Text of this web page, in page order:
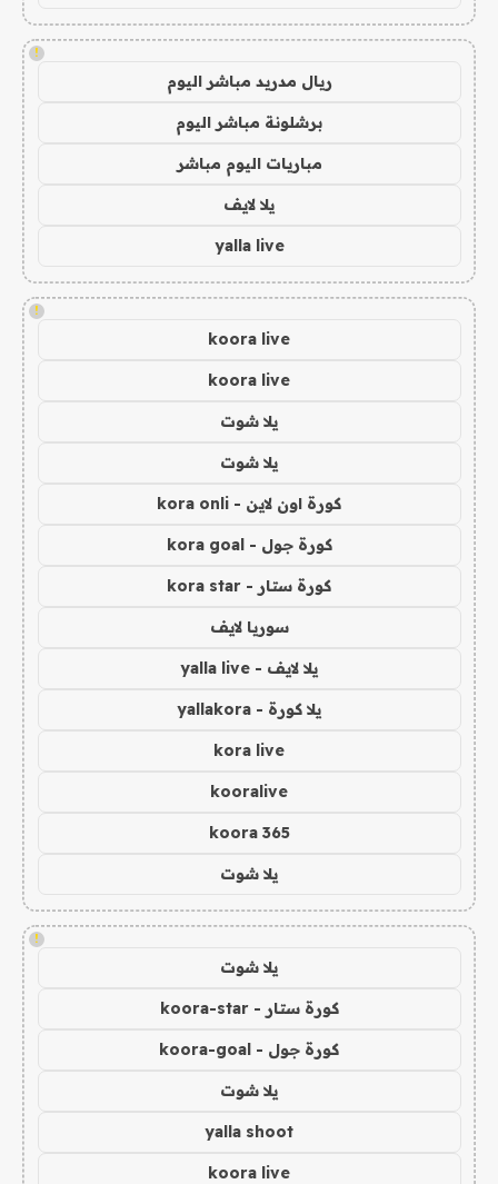
!
ريال مدريد مباشر اليوم
برشلونة مباشر اليوم
مباريات اليوم مباشر
يلا لايف
yalla live
!
koora live
koora live
يلا شوت
يلا شوت
كورة اون لاين - kora onli
كورة جول - kora goal
كورة ستار - kora star
سوريا لايف
يلا لايف - yalla live
يلا كورة - yallakora
kora live
kooralive
koora 365
يلا شوت
!
يلا شوت
كورة ستار - koora-star
كورة جول - koora-goal
يلا شوت
yalla shoot
koora live